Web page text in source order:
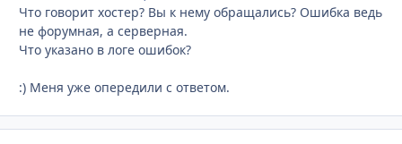
Что говорит хостер? Вы к нему обращались? Ошибка ведь
не форумная, а серверная.
Что указано в логе ошибок?
:) Меня уже опередили с ответом.